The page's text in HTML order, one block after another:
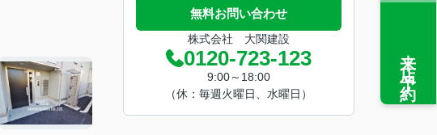
無料お問い合わせ
株式会社 大関建設
0120-723-123
9:00～18:00
（休：毎週火曜日、水曜日）
来店予約